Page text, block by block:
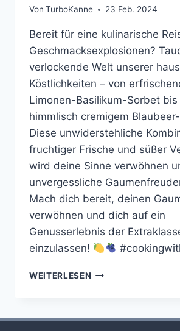
Von TurboKanne 23 Feb. 2024
Bereit für eine kulinarische
Geschmacksexplosionen?
verlockende Welt unserer
Köstlichkeiten – von
Limonen-Basilikum-Sorbet bis
himmlisch cremigem
Diese unwiderstehliche
fruchtiger Frische und süßer
wird deine Sinne verwöhnen
unvergessliche
Mach dich bereit, deinen
verwöhnen und dich auf ein
Genusserlebnis der
einzulassen!
WEITERLESEN BLAUBEER
BASILIKUM-